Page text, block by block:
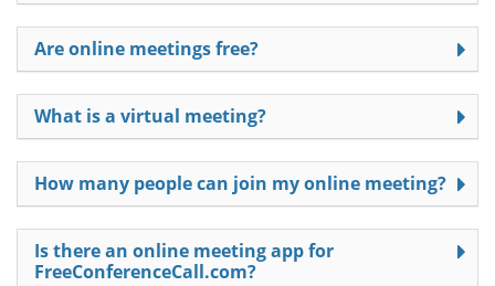
Are online meetings free?
What is a virtual meeting?
How many people can join my online meeting?
Is there an online meeting app for
FreeConferenceCall.com?